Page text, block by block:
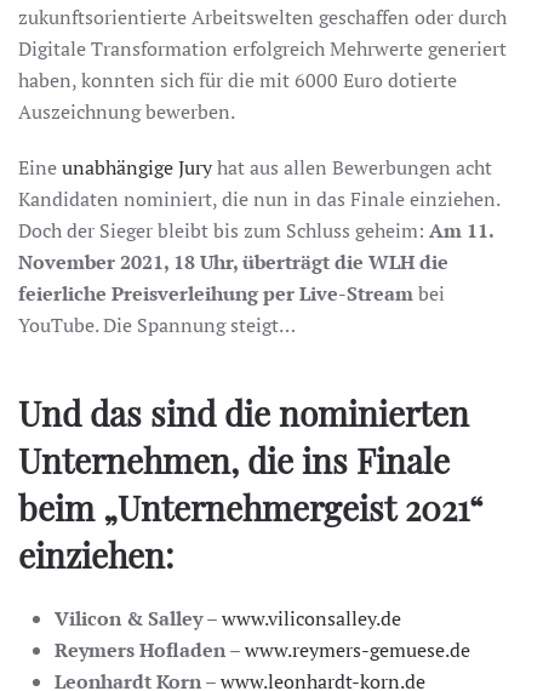
zukunftsorientierte Arbeitswelten geschaffen oder durch
Digitale Transformation erfolgreich Mehrwerte generiert
haben, konnten sich für die mit 6000 Euro dotierte
Auszeichnung bewerben.
Eineunabhängige Juryhat aus allen Bewerbungen acht
Kandidaten nominiert, die nun in das Finale einziehen.
Doch der Sieger bleibt bis zum Schluss geheim: Am 11.
November 2021, 18 Uhr, überträgt die WLH die
feierliche Preisverleihung per Live-Streambei
YouTube. Die Spannung steigt…
Und das sind die nominierten
Unternehmen, die ins Finale
beim „Unternehmergeist 2021“
einziehen:
Vilicon & Salley–www.viliconsalley.de
Reymers Hofladen–www.reymers-gemuese.de
Leonhardt Korn–www.leonhardt-korn.de